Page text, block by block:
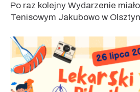
Po raz kolejny Wydarzenie
Tenisowym Jakubowo w